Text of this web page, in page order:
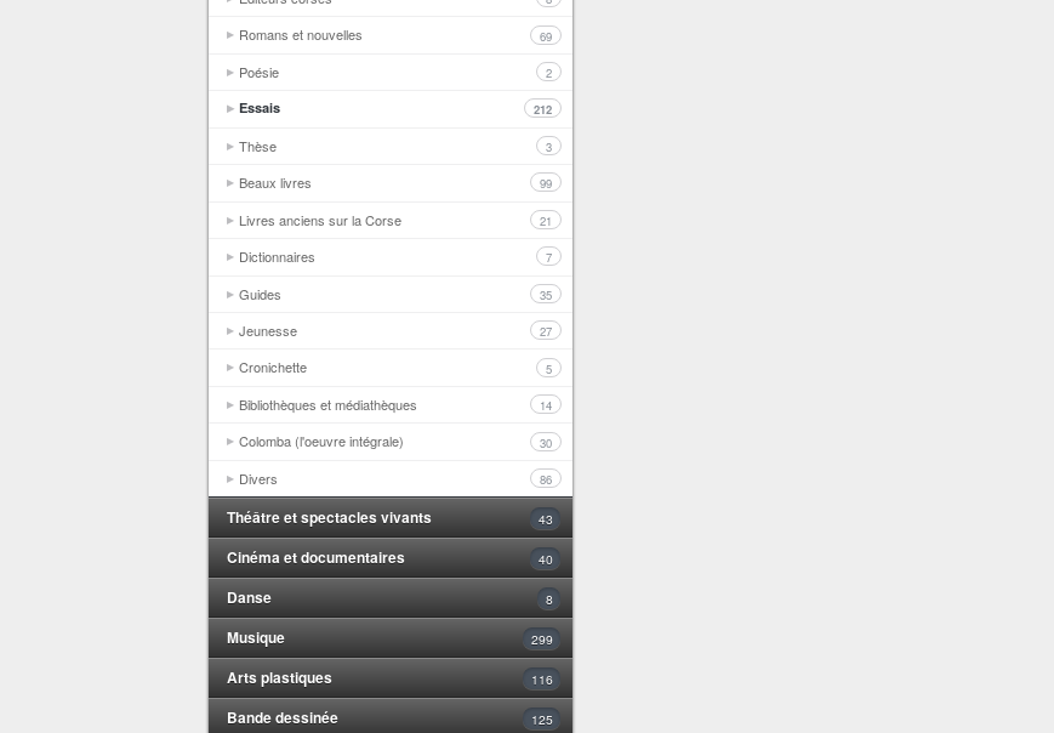
Romans et nouvelles 69
Poésie 2
Essais 212
Thèse 3
Beaux livres 99
Livres anciens sur la Corse 21
Dictionnaires 7
Guides 35
Jeunesse 27
Cronichette 5
Bibliothèques et médiathèques 14
Colomba (l'oeuvre intégrale) 30
Divers 86
Théâtre et spectacles vivants 43
Cinéma et documentaires 40
Danse 8
Musique 299
Arts plastiques 116
Bande dessinée 125